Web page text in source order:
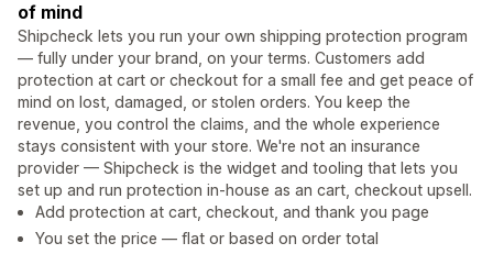
of mind
Shipcheck lets you run your own shipping protection program
— fully under your brand, on your terms. Customers add
protection at cart or checkout for a small fee and get peace of
mind on lost, damaged, or stolen orders. You keep the
revenue, you control the claims, and the whole experience
stays consistent with your store. We're not an insurance
provider — Shipcheck is the widget and tooling that lets you
set up and run protection in-house as an cart, checkout upsell.
Add protection at cart, checkout, and thank you page
You set the price — flat or based on order total